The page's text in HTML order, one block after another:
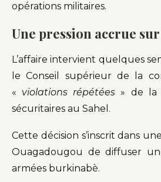
opérations militaires.
Une pression accrue
L’affaire intervient quelques
le Conseil supérieur de la
« violations répétées » de la
sécuritaires au Sahel.
Cette décision s’inscrit dans
Ouagadougou de diffuser
armées burkinabè.